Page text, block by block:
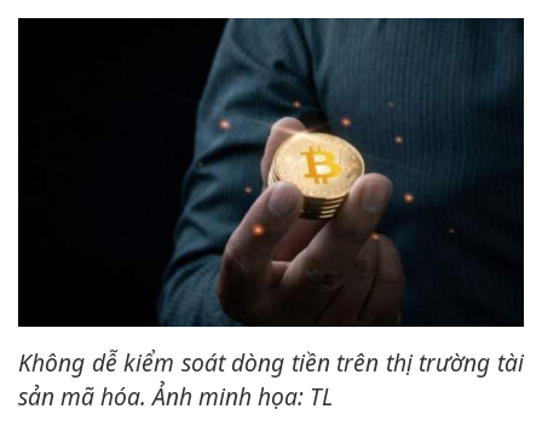
Không dễ kiểm soát dòng tiền trên thị trường tài
sản mã hóa. Ảnh minh họa: TL